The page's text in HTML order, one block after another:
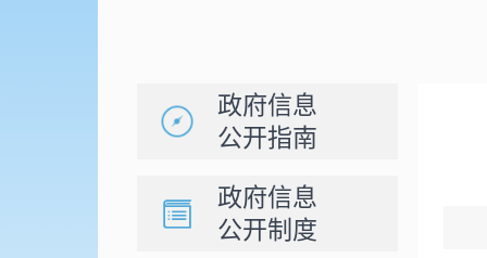
政府信息
公开指南
政府信息
公开制度